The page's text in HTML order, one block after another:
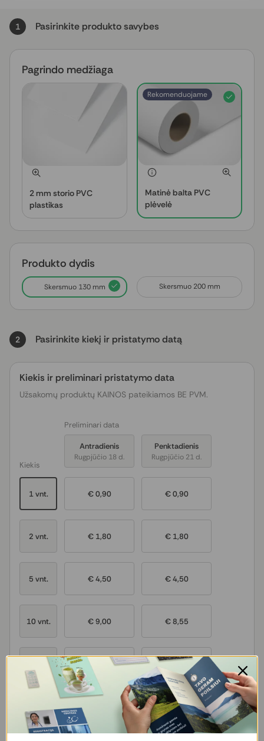
1 Pasirinkite produkto savybes
Pagrindo medžiaga
2 mm storio PVC
plastikas
Matinė balta PVC
plėvelė
Rekomenduojame
Produkto dydis
Skersmuo 130 mm Skersmuo 200 mm
2 Pasirinkite kiekį ir pristatymo datą
Kiekis ir preliminari pristatymo data
Užsakomų produktų KAINOS pateikiamos BE PVM.
Kiekis
1 vnt.
2 vnt.
5 vnt.
10 vnt.
20 vnt.
Preliminari data
Antradienis
Rugpjūčio 18 d.
Penktadienis
Rugpjūčio 21 d.
€ 0,90 € 0,90
€ 1,80 € 1,80
€ 4,50 € 4,50
€ 9,00 € 8,55
€ 18,00 € 16,20
Kitas kiekis arba data